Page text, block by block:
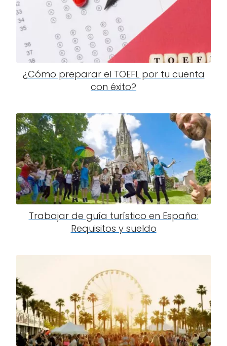
¿Cómo preparar el TOEFL por tu cuenta
con éxito?
Trabajar de guía turístico en España:
Requisitos y sueldo